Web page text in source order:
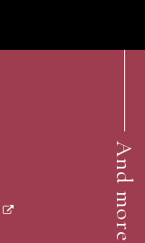
And more